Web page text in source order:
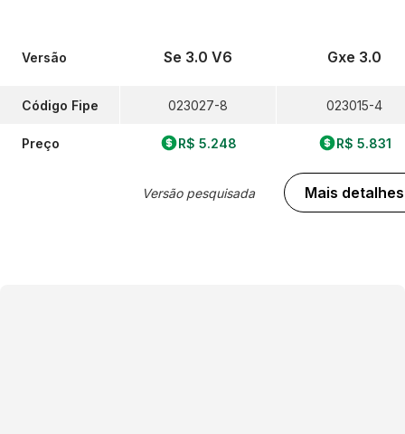
Versão
Código Fipe
Preço
Se 3.0 V6
023027-8
R$ 5.248
Versão pesquisada
Gxe 3.0
023015-4
R$ 5.831
Mais detalhes